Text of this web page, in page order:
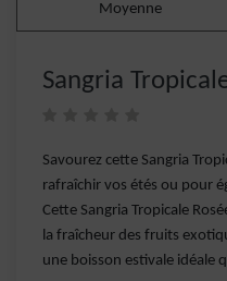
Moyenne
Sangria
Savourez cette Sangria
rafraîchir vos étés ou pour
Cette Sangria Tropicale
la fraîcheur des fruits
une boisson estivale idéale